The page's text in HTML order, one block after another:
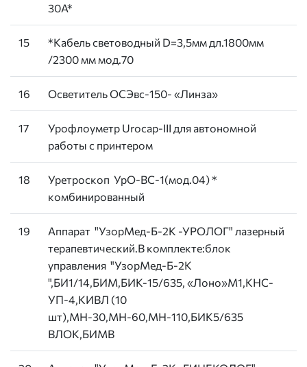
30А*
15
*Кабель световодный D=3,5мм дл.1800мм
/2300 мм мод.70
16 Осветитель ОСЭвс-150- «Линза»
17
Урофлоуметр Urocap-III для автономной
работы с принтером
18
Уретроскоп УрО-ВС-1(мод.04) *
комбинированный
19
Аппарат "УзорМед-Б-2К -УРОЛОГ" лазерный
терапевтический.В комплекте:блок
управления "УзорМед-Б-2К
",БИ1/14,БИМ,БИК-15/635, «Лоно»М1,КНС-
УП-4,КИВЛ (10
шт),МН-30,МН-60,МН-110,БИК5/635
ВЛОК,БИМВ